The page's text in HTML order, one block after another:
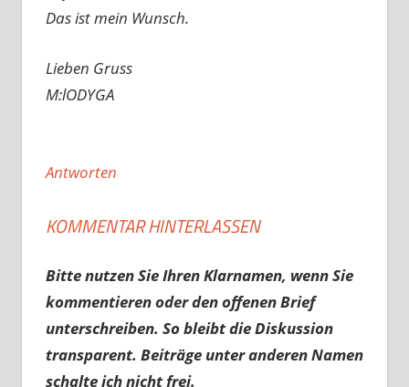
Das ist mein Wunsch.
Lieben Gruss
M:lODYGA
Antworten
KOMMENTAR HINTERLASSEN
Bitte nutzen Sie Ihren Klarnamen, wenn Sie
kommentieren oder den offenen Brief
unterschreiben. So bleibt die Diskussion
transparent. Beiträge unter anderen Namen
schalte ich nicht frei.